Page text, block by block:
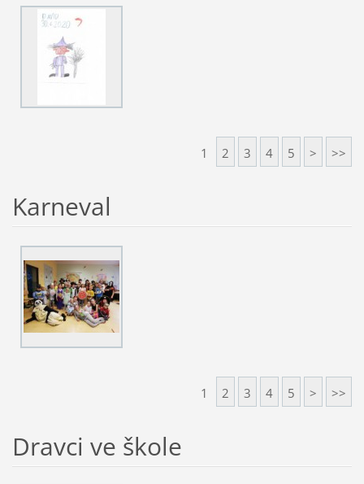
1 2 3 4 5 > >>
Karneval
1 2 3 4 5 > >>
Dravci ve škole